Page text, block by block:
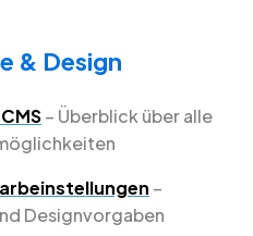
& Design
– Überblick über alle
–
Designvorgaben